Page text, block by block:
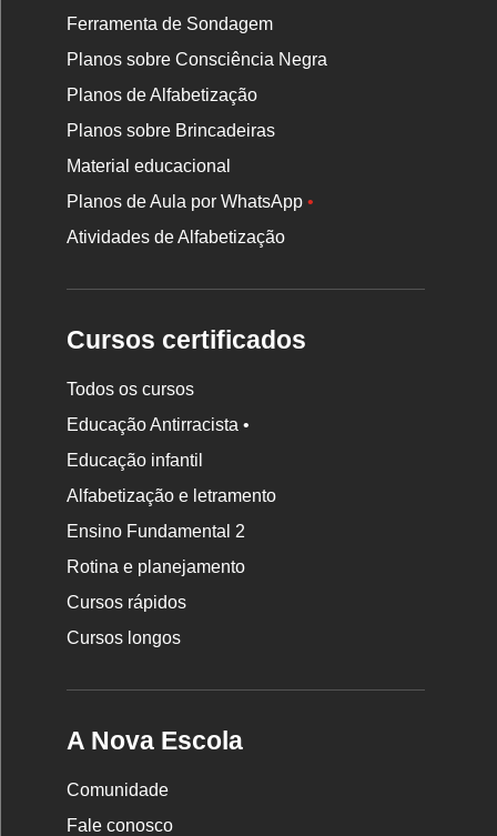
Ferramenta de Sondagem
Planos sobre Consciência Negra
Planos de Alfabetização
Planos sobre Brincadeiras
Material educacional
Planos de Aula por WhatsApp•
Atividades de Alfabetização
Cursos certificados
Todos os cursos
Educação Antirracista •
Educação infantil
Alfabetização e letramento
Ensino Fundamental 2
Rotina e planejamento
Cursos rápidos
Cursos longos
A Nova Escola
Comunidade
Fale conosco